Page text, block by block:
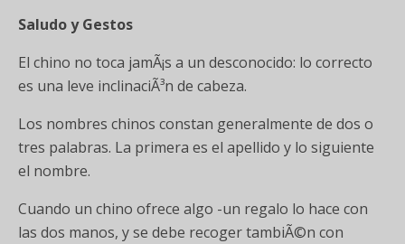
Saludo y Gestos
El chino no toca jamÃ¡s a un desconocido: lo correcto
es una leve inclinaciÃ³n de cabeza.
Los nombres chinos constan generalmente de dos o
tres palabras. La primera es el apellido y lo siguiente
el nombre.
Cuando un chino ofrece algo -un regalo lo hace con
las dos manos, y se debe recoger tambiÃ©n con